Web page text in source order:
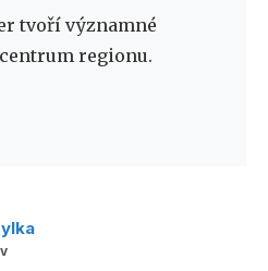
tvoří významné
regionu.